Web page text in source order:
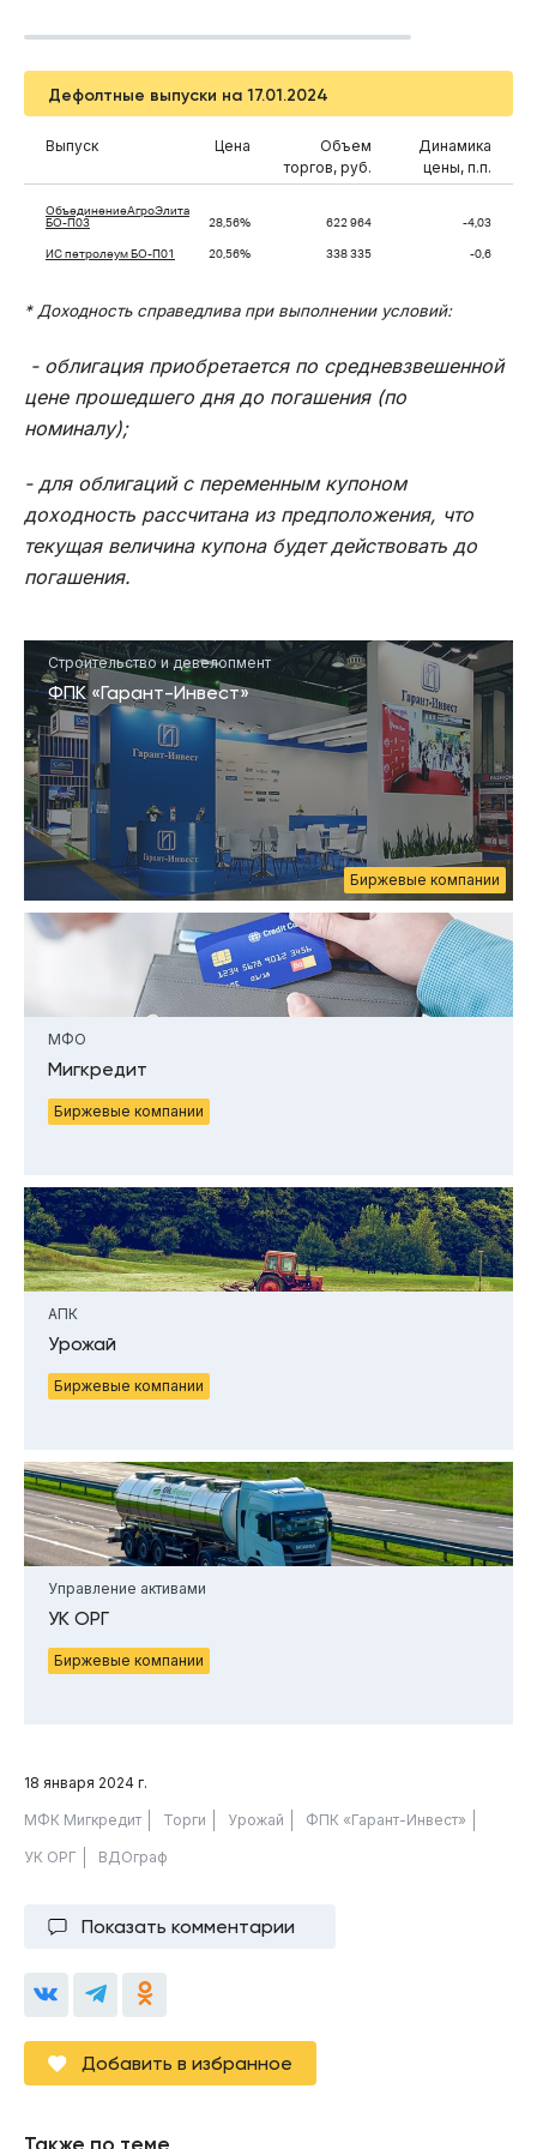
Дефолтные выпуски на 17.01.2024
Выпуск Цена
Объем
торгов, руб.
Динамика
цены, п.п.
ОбъединениеАгроЭлита
БО-П03
28,56% 622 964 -4,03
ИС петролеум БО-П01 20,56% 338 335 -0,6
* Доходность справедлива при выполнении условий:
- облигация приобретается по средневзвешенной
цене прошедшего дня до погашения (по
номиналу);
- для облигаций с переменным купоном
доходность рассчитана из предположения, что
текущая величина купона будет действовать до
погашения.
Биржевые компании
Строительство и девелопмент
ФПК «Гарант-Инвест»
МФО
Мигкредит
Биржевые компании
АПК
Урожай
Биржевые компании
Управление активами
УК ОРГ
Биржевые компании
18 января 2024 г.
МФК Мигкредит Торги Урожай ФПК «Гарант-Инвест»
УК ОРГ ВДОграф
Показать комментарии
Добавить в избранное
Также по теме